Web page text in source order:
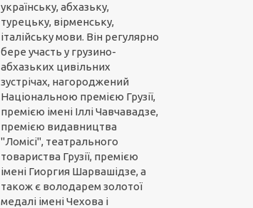
українську, абхазьку,
турецьку, вірменську,
італійську мови. Він регулярно
бере участь у грузино-
абхазьких цивільних
зустрічах, нагороджений
Національною премією Грузії,
премією імені Іллі Чавчавадзе,
премією видавництва
"Ломісі", театрального
товариства Грузії, премією
імені Гиоргия Шарвашідзе, а
також є володарем золотої
медалі імені Чехова і